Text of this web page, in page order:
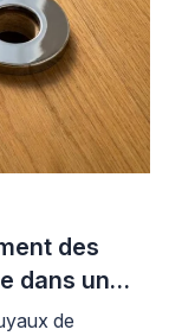
des
dans un
de